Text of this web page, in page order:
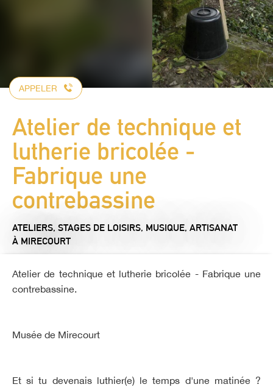
APPELER
Atelier de technique et
lutherie bricolée -
Fabrique une
contrebassine
ATELIERS, STAGES DE LOISIRS, MUSIQUE, ARTISANAT
À MIRECOURT
Atelier de technique et lutherie bricolée - Fabrique une
contrebassine.
Musée de Mirecourt
Et si tu devenais luthier(e) le temps d'une matinée ?